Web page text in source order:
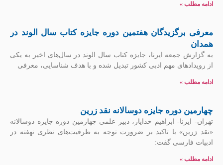
ادامه مطلب »
معرفی برگزیدگان هفتمین دوره جایزه کتاب سال الوند در
همدان
به گزارش جمعه ایرنا، جایزه کتاب سال الوند در سال‌های اخیر به یکی
از رویدادهای مهم ادبی کشور تبدیل شده و با هدف شناسایی، معرفی
ادامه مطلب »
چهارمین دوره جایزه دوسالانه نقد زرین
تهران- ایرنا- ابراهیم خدایار، دبیر علمی چهارمین دوره جایزه دوسالانه
«نقد زرین» با تاکید بر ضرورت توجه به ظرفیت‌های نظری نهفته در
ادبیات فارسی گفت:
ادامه مطلب »